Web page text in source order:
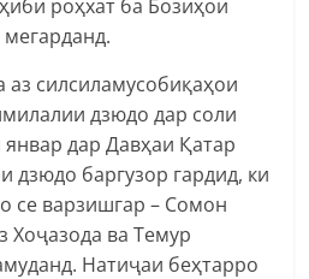
роҳхат ба Бозиҳои
силсиламусобиқаҳои
дзюдо дар соли
дар Давҳаи Қатар
дзюдо баргузор гардид, ки
се варзишгар – Сомон
Хоҷазода ва Темур
Натиҷаи беҳтарро